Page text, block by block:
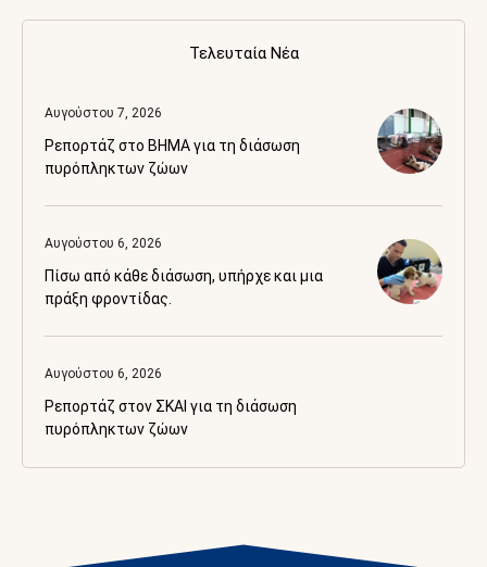
Τελευταία Νέα
Αυγούστου 7, 2026
Ρεπορτάζ στο BHMA για τη διάσωση
πυρόπληκτων ζώων
Αυγούστου 6, 2026
Πίσω από κάθε διάσωση, υπήρχε και μια
πράξη φροντίδας.
Αυγούστου 6, 2026
Ρεπορτάζ στον ΣΚΑΙ για τη διάσωση
πυρόπληκτων ζώων